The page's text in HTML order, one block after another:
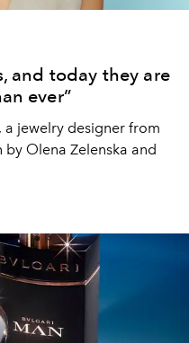
and today they are
ever”
a jewelry designer from
by Оlena Zelenska and